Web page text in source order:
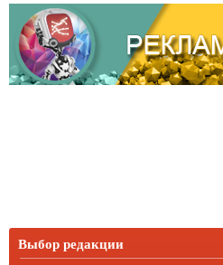
Выбор редакции